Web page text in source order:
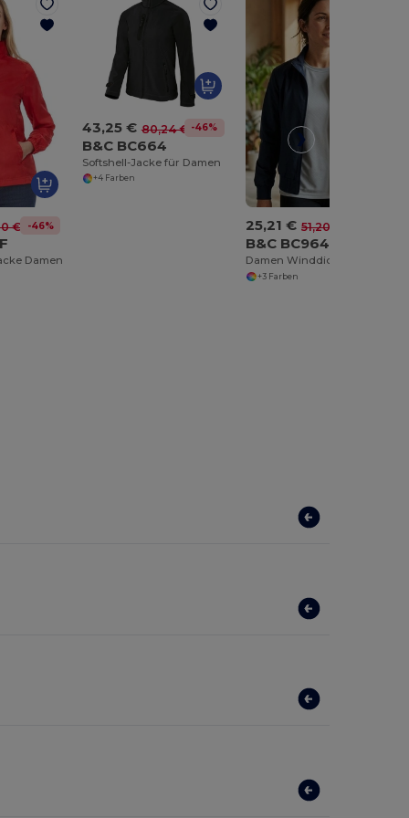
€ -46%
Damen
43,25 € 80,24 € -46%
B&C BC664
Softshell-Jacke für Damen
+4 Farben
25,21 € 51,20 €
B&C BC964
+3 Farben